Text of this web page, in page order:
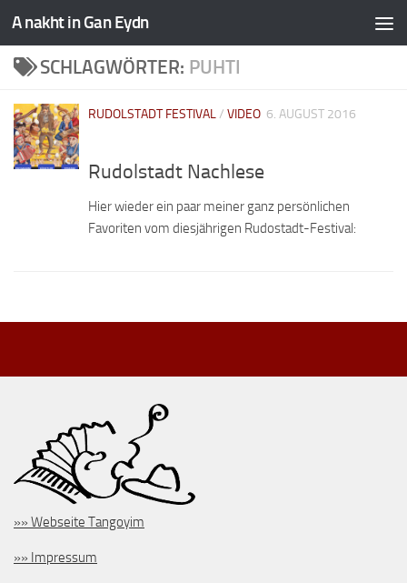
A nakht in Gan Eydn
SCHLAGWÖRTER: PUHTI
RUDOLSTADT FESTIVAL/ VIDEO 6. AUGUST 2016
Rudolstadt Nachlese
Hier wieder ein paar meiner ganz persönlichen
Favoriten vom diesjährigen Rudostadt-Festival:
»» Webseite Tangoyim
»» Impressum